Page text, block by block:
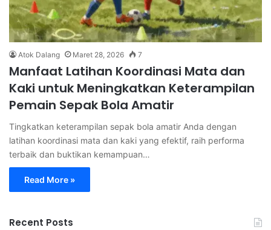
Atok Dalang Maret 28, 2026 7
Manfaat Latihan Koordinasi Mata dan
Kaki untuk Meningkatkan Keterampilan
Pemain Sepak Bola Amatir
Tingkatkan keterampilan sepak bola amatir Anda dengan
latihan koordinasi mata dan kaki yang efektif, raih performa
terbaik dan buktikan kemampuan…
Read More »
Recent Posts